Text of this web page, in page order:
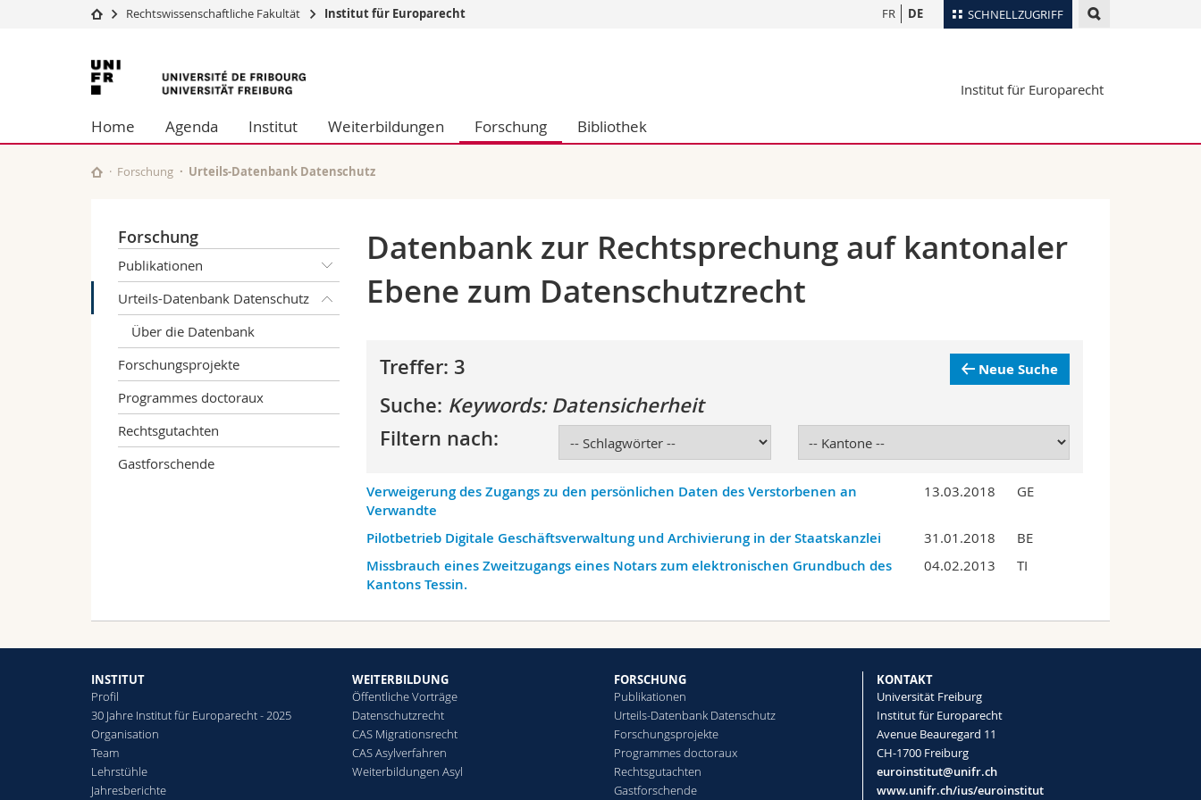
SCHNELLZUGRIFF
Universität
Studium
Forschung
Universität
Weiterbildung
Wirtschafts- und Sozialwissenschaftliche Fak.
Philosophische Fak.
Fak. für Erziehungs- und Bildungswissenschaften
Forschende
Ortsplan
Webmail
FR DE
Rechtswissenschaftliche Fakultät Institut für Europarecht
Universität
Freiburg
Institut für Europarecht
Home Agenda Institut Weiterbildungen Forschung Bibliothek
Forschung Urteils-Datenbank Datenschutz
Forschung
Publikationen
Urteils-Datenbank Datenschutz
Über die Datenbank
Forschungsprojekte
Programmes doctoraux
Rechtsgutachten
Gastforschende
Datenbank zur Rechtsprechung auf kantonaler
Ebene zum Datenschutzrecht
Treffer: 3 Neue Suche
Suche: Keywords: Datensicherheit
Filtern nach:
Verweigerung des Zugangs zu den persönlichen Daten des Verstorbenen an
Verwandte
13.03.2018 GE
Pilotbetrieb Digitale Geschäftsverwaltung und Archivierung in der Staatskanzlei 31.01.2018 BE
Missbrauch eines Zweitzugangs eines Notars zum elektronischen Grundbuch des
Kantons Tessin.
04.02.2013 TI
INSTITUT
Profil
30 Jahre Institut für Europarecht - 2025
Organisation
Team
Lehrstühle
Jahresberichte
WEITERBILDUNG
Öffentliche Vorträge
Datenschutzrecht
CAS Migrationsrecht
CAS Asylverfahren
Weiterbildungen Asyl
FORSCHUNG
Publikationen
Urteils-Datenbank Datenschutz
Forschungsprojekte
Programmes doctoraux
Rechtsgutachten
Gastforschende
KONTAKT
Universität Freiburg
Institut für Europarecht
Avenue Beauregard 11
CH-1700 Freiburg
euroinstitut@unifr.ch
www.unifr.ch/ius/euroinstitut